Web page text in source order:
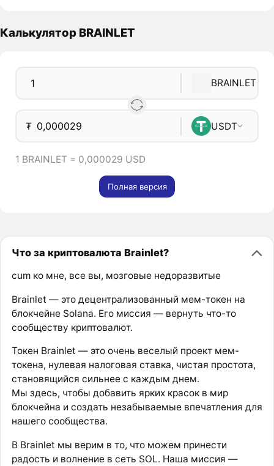
Калькулятор BRAINLET
BRAINLET
₮ USDT
1 BRAINLET = 0,000029 USD
Полная версия
Что за криптовалюта Brainlet?
cum ко мне, все вы, мозговые недоразвитые
Brainlet — это децентрализованный мем-токен на
блокчейне Solana. Его миссия — вернуть что-то
сообществу криптовалют.
Токен Brainlet — это очень веселый проект мем-
токена, нулевая налоговая ставка, чистая простота,
становящийся сильнее с каждым днем.
Мы здесь, чтобы добавить ярких красок в мир
блокчейна и создать незабываемые впечатления для
нашего сообщества.
В Brainlet мы верим в то, что можем принести
радость и волнение в сеть SOL. Наша миссия —